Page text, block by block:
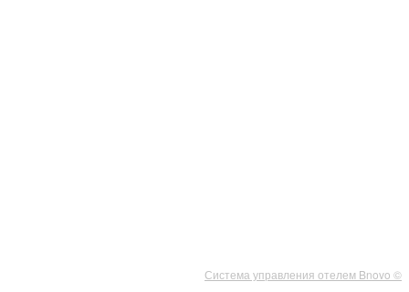
Система управления отелем Bnovo ©